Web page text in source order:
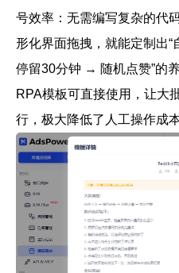
号效率：无需编写复杂的代
形化界面拖拽，就能定制出
停留30分钟 → 随机点赞”的
RPA模板可直接使用，让大
行，极大降低了人工操作成本